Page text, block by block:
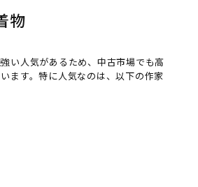
物
い人気があるため、中古市場でも高
ます。特に人気なのは、以下の作家